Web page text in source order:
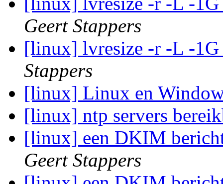
Geert Stappers
[linux] lvresize -r -L -
Stappers
[linux] Linux en
[linux] ntp servers
[linux] een DKIM
Geert Stappers